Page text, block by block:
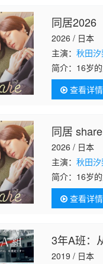
改编自三つ葉
同居2026
2026 / 日本
主演：秋田
简介： 16岁
工的店里遇
春，却不知
查看详情
同居 share
2026 / 日本
主演：秋田
简介： 16岁
工的店里遇
春，却不知
间，彼此之
自三つ葉優
查看详情
3年A班：
2019 / 日本